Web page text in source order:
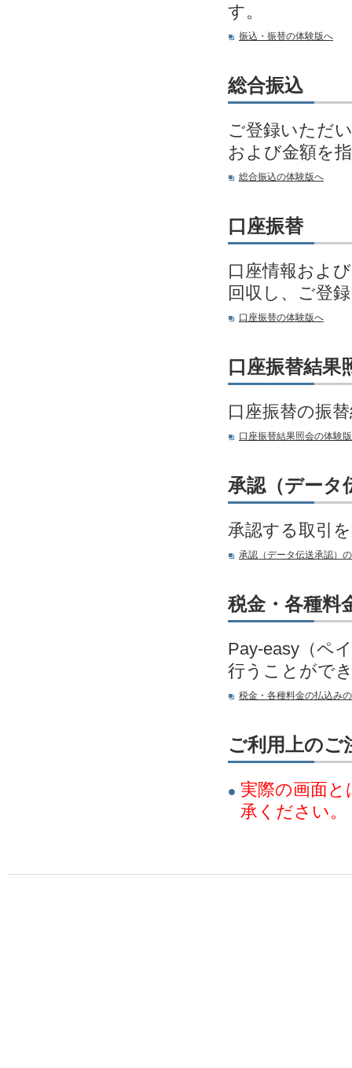
す。
振込・振替の体験版へ
総合振込
ご登録いただ
および金額を
総合振込の体験版へ
口座振替
口座情報およ
回収し、ご登
口座振替の体験版へ
口座振替結果
口座振替の振
口座振替結果照会の体験
承認（データ
承認する取引
承認（データ伝送承認）
税金・各種料
Pay-easy（ペ
行うことがで
税金・各種料金の払込み
ご利用上のご
実際の画面
承ください。